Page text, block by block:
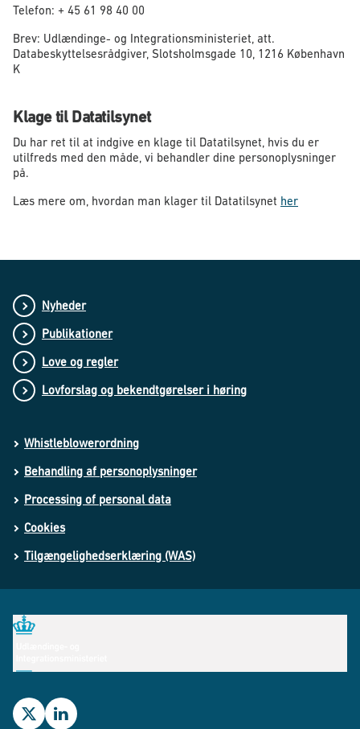
Telefon: + 45 61 98 40 00
Brev: Udlændinge- og Integrationsministeriet, att.
Databeskyttelsesrådgiver, Slotsholmsgade 10, 1216 København
K
Klage til Datatilsynet
Du har ret til at indgive en klage til Datatilsynet, hvis du er
utilfreds med den måde, vi behandler dine personoplysninger
på.
Læs mere om, hvordan man klager til Datatilsynet her
Nyheder
Publikationer
Love og regler
Lovforslag og bekendtgørelser i høring
Whistleblowerordning
Behandling af personoplysninger
Processing of personal data
Cookies
Tilgængelighedserklæring (WAS)
Udlændinge- og Integrationsministeriets Twitterprofil
Udlændinge- og Integrationsministeriets LinkedIn